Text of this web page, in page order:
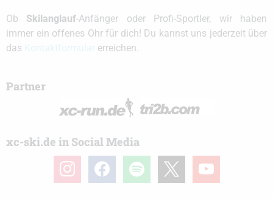
Ob Skilanglauf-Anfänger oder Profi-Sportler, wir haben
immer ein offenes Ohr für dich! Du kannst uns jederzeit über
das
erreichen.
Partner
xc-ski.de in Social Media
instagramfacebook spotify youtube